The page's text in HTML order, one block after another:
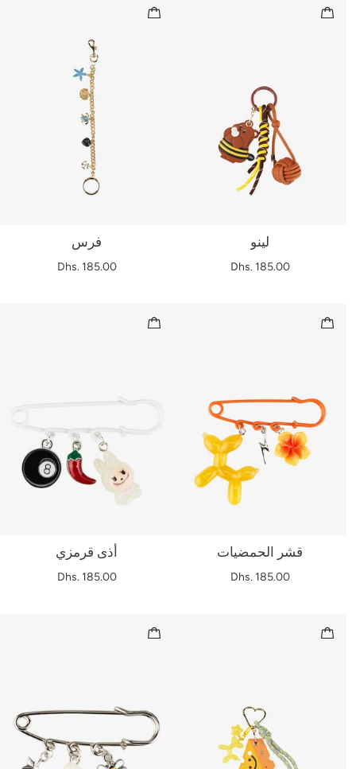
فرس
Dhs. 185.00
لينو
Dhs. 185.00
أذى قرمزي
Dhs. 185.00
قشر الحمضيات
Dhs. 185.00